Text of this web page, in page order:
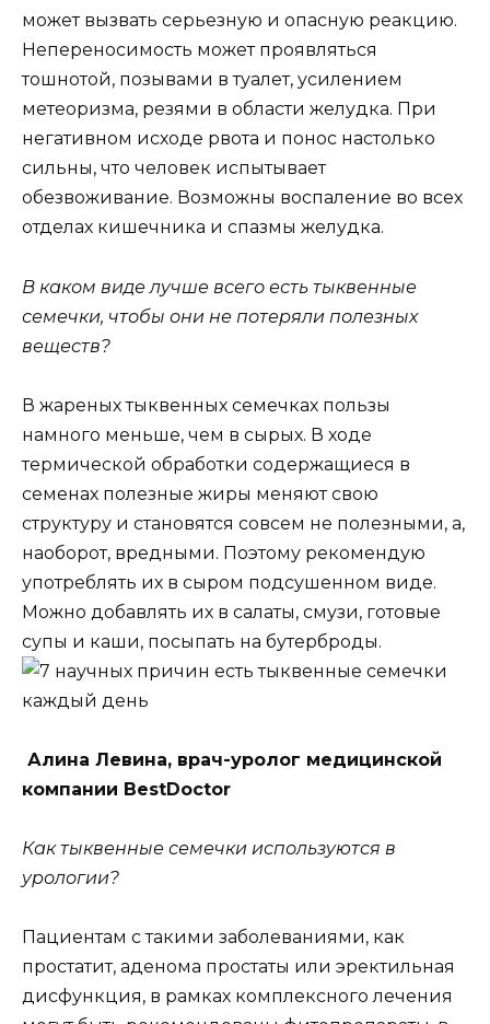
может вызвать серьезную и опасную реакцию.
Непереносимость может проявляться
тошнотой, позывами в туалет, усилением
метеоризма, резями в области желудка. При
негативном исходе рвота и понос настолько
сильны, что человек испытывает
обезвоживание. Возможны воспаление во всех
отделах кишечника и спазмы желудка.
В каком виде лучше всего есть тыквенные
семечки, чтобы они не потеряли полезных
веществ?
В жареных тыквенных семечках пользы
намного меньше, чем в сырых. В ходе
термической обработки содержащиеся в
семенах полезные жиры меняют свою
структуру и становятся совсем не полезными, а,
наоборот, вредными. Поэтому рекомендую
употреблять их в сыром подсушенном виде.
Можно добавлять их в салаты, смузи, готовые
супы и каши, посыпать на бутерброды.
Алина Левина, врач-уролог медицинской
компании BestDoctor
Как тыквенные семечки используются в
урологии?
Пациентам с такими заболеваниями, как
простатит, аденома простаты или эректильная
дисфункция, в рамках комплексного лечения